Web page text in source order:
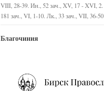
VIII, 28-39. Ин., 52 зач., XV, 17 - XVI, 2.
181 зач., VI, 1-10. Лк., 33 зач., VII, 36-50
Благочиния